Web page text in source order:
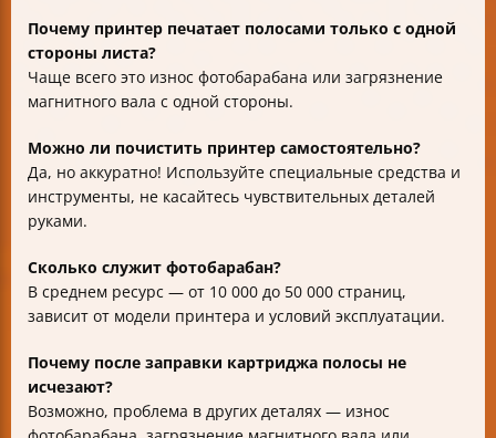
Почему принтер печатает полосами только с одной
стороны листа?
Чаще всего это износ фотобарабана или загрязнение
магнитного вала с одной стороны.
Можно ли почистить принтер самостоятельно?
Да, но аккуратно! Используйте специальные средства и
инструменты, не касайтесь чувствительных деталей
руками.
Сколько служит фотобарабан?
В среднем ресурс — от 10 000 до 50 000 страниц,
зависит от модели принтера и условий эксплуатации.
Почему после заправки картриджа полосы не
исчезают?
Возможно, проблема в других деталях — износ